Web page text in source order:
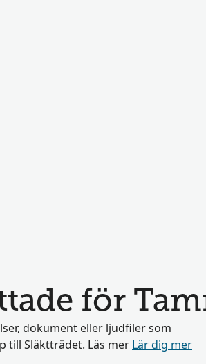
för
dokument eller ljudfiler som
till Släktträdet. Läs mer Lär dig mer